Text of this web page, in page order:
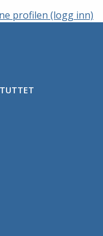
profilen (logg inn)